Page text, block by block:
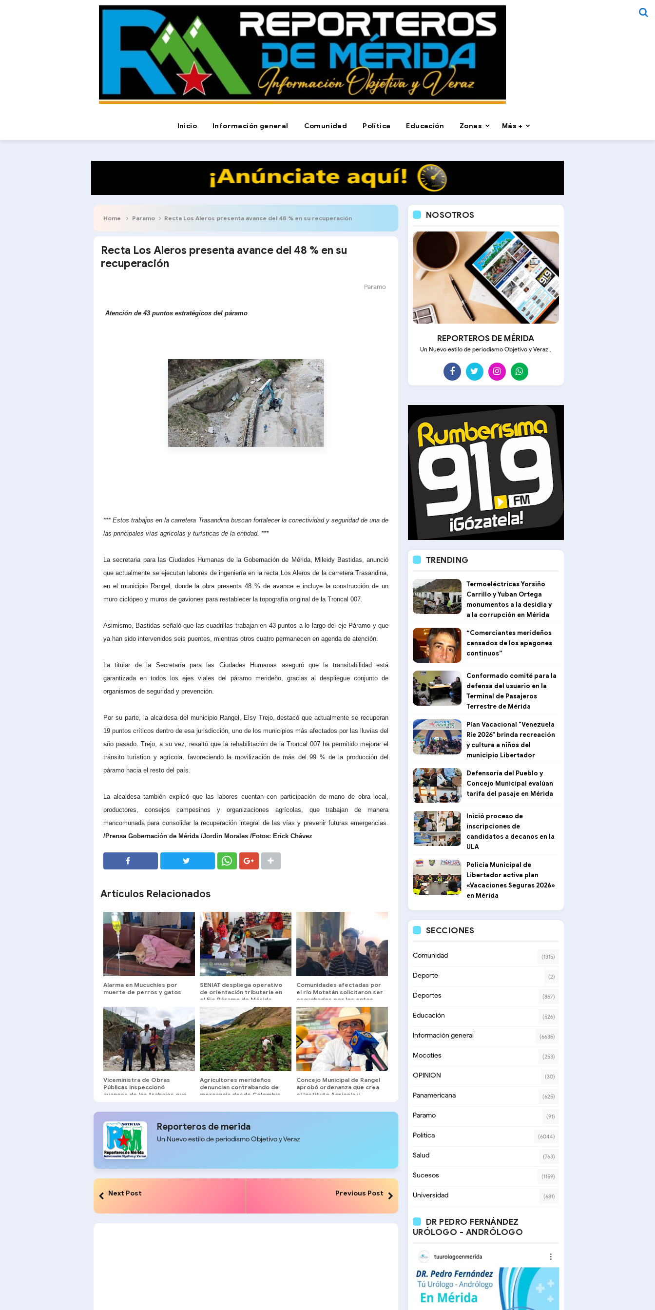
Inicio Información general Comunidad Política Educación Zonas Más +
Home Paramo Recta Los Aleros presenta avance del 48 % en su recuperación
Recta Los Aleros presenta avance del 48 % en su
recuperación
Paramo
Atención de 43 puntos estratégicos del páramo
*** Estos trabajos en la carretera Trasandina buscan fortalecer la conectividad y seguridad de una de
las principales vías agrícolas y turísticas de la entidad. ***
La secretaria para las Ciudades Humanas de la Gobernación de Mérida, Mileidy Bastidas, anunció
que actualmente se ejecutan labores de ingeniería en la recta Los Aleros de la carretera Trasandina,
en el municipio Rangel, donde la obra presenta 48 % de avance e incluye la construcción de un
muro ciclópeo y muros de gaviones para restablecer la topografía original de la Troncal 007.
Asimismo, Bastidas señaló que las cuadrillas trabajan en 43 puntos a lo largo del eje Páramo y que
ya han sido intervenidos seis puentes, mientras otros cuatro permanecen en agenda de atención.
La titular de la Secretaría para las Ciudades Humanas aseguró que la transitabilidad está
garantizada en todos los ejes viales del páramo merideño, gracias al despliegue conjunto de
organismos de seguridad y prevención.
Por su parte, la alcaldesa del municipio Rangel, Elsy Trejo, destacó que actualmente se recuperan
19 puntos críticos dentro de esa jurisdicción, uno de los municipios más afectados por las lluvias del
año pasado. Trejo, a su vez, resaltó que la rehabilitación de la Troncal 007 ha permitido mejorar el
tránsito turístico y agrícola, favoreciendo la movilización de más del 99 % de la producción del
páramo hacia el resto del país.
La alcaldesa también explicó que las labores cuentan con participación de mano de obra local,
productores, consejos campesinos y organizaciones agrícolas, que trabajan de manera
mancomunada para consolidar la recuperación integral de las vías y prevenir futuras emergencias.
/Prensa Gobernación de Mérida /Jordin Morales /Fotos: Erick Chávez
Artículos Relacionados
Alarma en Mucuchíes por
muerte de perros y gatos
SENIAT despliega operativo
de orientación tributaria en
el Eje Páramo de Mérida
Comunidades afectadas por
el río Motatán solicitaron ser
escuchados por los entes
municipales del municipio
Miranda
Viceministra de Obras
Públicas inspeccionó
avances de los trabajos que
Agricultores merideños
denuncian contrabando de
mercancía desde Colombia
Concejo Municipal de Rangel
aprobó ordenanza que crea
el Instituto Agrícola y
Reporteros de merida
Un Nuevo estilo de periodismo Objetivo y Veraz
Next Post Previous Post
NOSOTROS
REPORTEROS DE MÉRIDA
Un Nuevo estilo de periodismo Objetivo y Veraz .
TRENDING
Termoeléctricas Yorsiño
Carrillo y Yuban Ortega
monumentos a la desidia y
a la corrupción en Mérida
“Comerciantes merideños
cansados de los apagones
continuos”
Conformado comité para la
defensa del usuario en la
Terminal de Pasajeros
Terrestre de Mérida
Plan Vacacional "Venezuela
Ríe 2026" brinda recreación
y cultura a niños del
municipio Libertador
Defensoría del Pueblo y
Concejo Municipal evalúan
tarifa del pasaje en Mérida
Inició proceso de
inscripciones de
candidatos a decanos en la
ULA
Policía Municipal de
Libertador activa plan
«Vacaciones Seguras 2026»
en Mérida
SECCIONES
Comunidad (1315)
Deporte (2)
Deportes (857)
Educación (526)
Información general (6635)
Mocoties (253)
OPINION (30)
Panamericana (625)
Paramo (91)
Política (6044)
Salud (763)
Sucesos (1159)
Universidad (681)
DR PEDRO FERNÁNDEZ
URÓLOGO - ANDRÓLOGO